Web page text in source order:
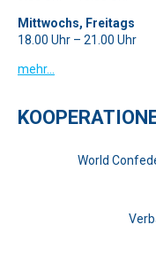
Mittwochs, Freitags
18.00 Uhr – 21.00 Uhr
mehr…
World